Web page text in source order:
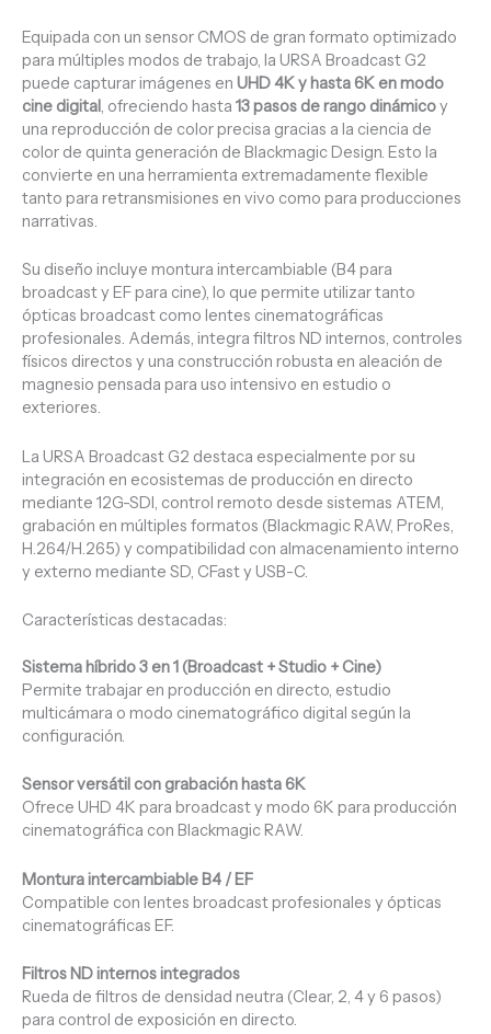
Equipada con un sensor CMOS de gran formato optimizado
para múltiples modos de trabajo, la URSA Broadcast G2
puede capturar imágenes en UHD 4K y hasta 6K en modo
cine digital, ofreciendo hasta 13 pasos de rango dinámicoy
una reproducción de color precisa gracias a la ciencia de
color de quinta generación de Blackmagic Design. Esto la
convierte en una herramienta extremadamente flexible
tanto para retransmisiones en vivo como para producciones
narrativas.
Su diseño incluye montura intercambiable (B4 para
broadcast y EF para cine), lo que permite utilizar tanto
ópticas broadcast como lentes cinematográficas
profesionales. Además, integra filtros ND internos, controles
físicos directos y una construcción robusta en aleación de
magnesio pensada para uso intensivo en estudio o
exteriores.
La URSA Broadcast G2 destaca especialmente por su
integración en ecosistemas de producción en directo
mediante 12G-SDI, control remoto desde sistemas ATEM,
grabación en múltiples formatos (Blackmagic RAW, ProRes,
H.264/H.265) y compatibilidad con almacenamiento interno
y externo mediante SD, CFast y USB-C.
Características destacadas:
Sistema híbrido 3 en 1 (Broadcast + Studio + Cine)
Permite trabajar en producción en directo, estudio
multicámara o modo cinematográfico digital según la
configuración.
Sensor versátil con grabación hasta 6K
Ofrece UHD 4K para broadcast y modo 6K para producción
cinematográfica con Blackmagic RAW.
Montura intercambiable B4 / EF
Compatible con lentes broadcast profesionales y ópticas
cinematográficas EF.
Filtros ND internos integrados
Rueda de filtros de densidad neutra (Clear, 2, 4 y 6 pasos)
para control de exposición en directo.